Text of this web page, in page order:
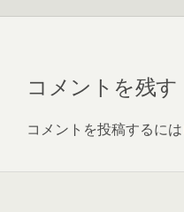
コメントを残す
コメントを投稿するには